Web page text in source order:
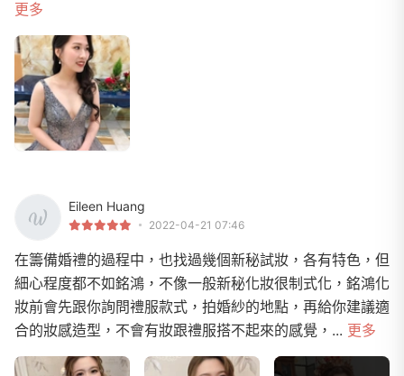
更多
Eileen Huang
2022-04-21 07:46
在籌備婚禮的過程中，也找過幾個新秘試妝，各有特色，但
細心程度都不如銘鴻，不像一般新秘化妝很制式化，銘鴻化
妝前會先跟你詢問禮服款式，拍婚紗的地點，再給你建議適
合的妝感造型，不會有妝跟禮服搭不起來的感覺，... 更多